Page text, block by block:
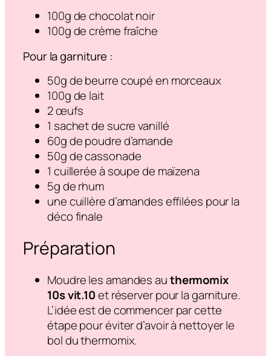
100g de chocolat noir
100g de crème fraîche
Pour la garniture :
50g de beurre coupé en morceaux
100g de lait
2 œufs
1 sachet de sucre vanillé
60g de poudre d’amande
50g de cassonade
1 cuillerée à soupe de maïzena
5g de rhum
une cuillère d’amandes effilées pour la
déco finale
Préparation
Moudre les amandes authermomix
10s vit.10et réserver pour la garniture.
L’idée est de commencer par cette
étape pour éviter d’avoir à nettoyer le
bol du thermomix.